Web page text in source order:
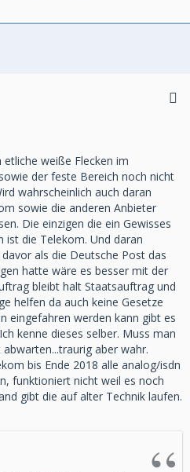
weiße Flecken im
der feste Bereich noch nicht
wahrscheinlich auch daran
sowie die anderen Anbieter
Die einzigen die ein Gewisses
ist die Telekom. Und daran
als die Deutsche Post das
hatte wäre es besser mit der
bleibt halt Staatsauftrag und
helfen da auch keine Gesetze
eingefahren werden kann gibt es
kenne dieses selber. Muss man
aber wahr.
bis Ende 2018 alle analog/isdn
funktioniert nicht weil es noch
gibt die auf alter Technik laufen.